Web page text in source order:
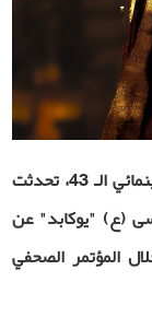
بالتزامن مع عرضه الآول فی مهرجان "فجر" السینمائي الـ 43، تحدثت
(ع) "يوكابد" عن
المؤتمر الصحفي